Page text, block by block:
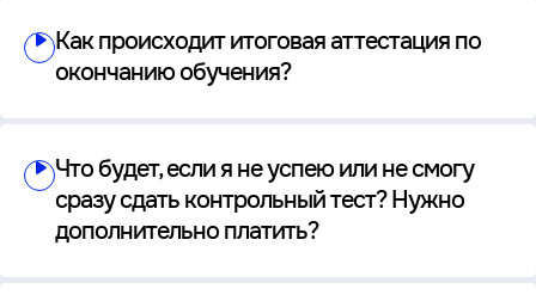
Как происходит итоговая аттестация по
окончанию обучения?
Что будет, если я не успею или не смогу
сразу сдать контрольный тест? Нужно
дополнительно платить?